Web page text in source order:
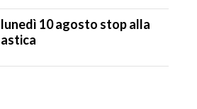
10 agosto stop alla